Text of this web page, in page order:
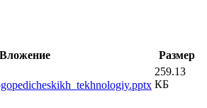
Вложение Размер
259.13
КБ